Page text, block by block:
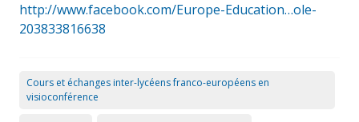
http://www.facebook.com/Europe-Education…ole-
203833816638
Cours et échanges inter-lycéens franco-européens en
visioconférence